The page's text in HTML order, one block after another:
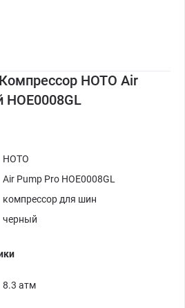
HOTO Air
HOTO
Air Pump Pro HOE0008GL
компрессор для шин
черный
8.3 атм